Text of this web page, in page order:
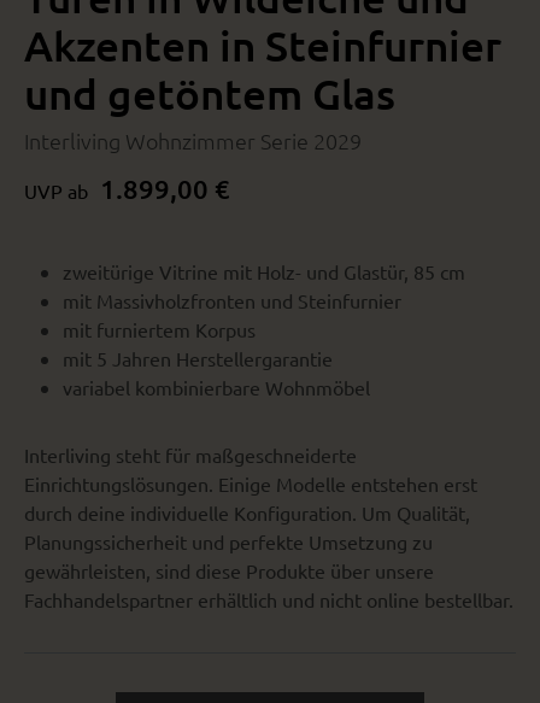
Akzenten in Steinfurnier
und getöntem Glas
Interliving Wohnzimmer Serie 2029
UVP ab 1.899,00 €
zweitürige Vitrine mit Holz- und Glastür, 85 cm
mit Massivholzfronten und Steinfurnier
mit furniertem Korpus
mit 5 Jahren Herstellergarantie
variabel kombinierbare Wohnmöbel
Interliving steht für maßgeschneiderte
Einrichtungslösungen. Einige Modelle entstehen erst
durch deine individuelle Konfiguration. Um Qualität,
Planungssicherheit und perfekte Umsetzung zu
gewährleisten, sind diese Produkte über unsere
Fachhandelspartner erhältlich und nicht online bestellbar.